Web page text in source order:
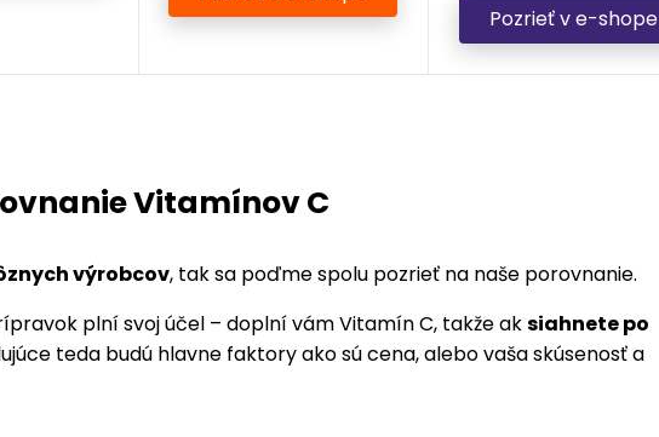
Pozrieť v e-shope
Vitamínov C
výrobcov, tak sa poďme spolu pozrieť na naše porovnanie.
plní svoj účel – doplní vám Vitamín C, takže aksiahnete po
teda budú hlavne faktory ako sú cena, alebo vaša skúsenosť a